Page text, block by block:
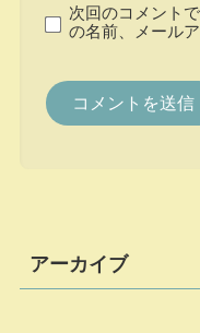
次回のコメント
の名前、メール
アーカイブ